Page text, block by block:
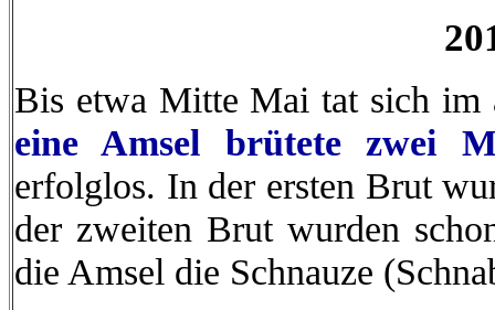
Bis etwa Mitte Mai tat sich im
eine Amsel brütete zwei
erfolglos. In der ersten Brut
der zweiten Brut wurden
die Amsel die Schnauze